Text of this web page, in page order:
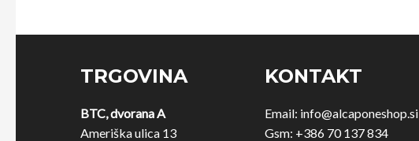
TRGOVINA
BTC, dvorana A
Ameriška ulica 13
KONTAKT
Email: info@alcaponeshop.si
Gsm: +386 70 137 834